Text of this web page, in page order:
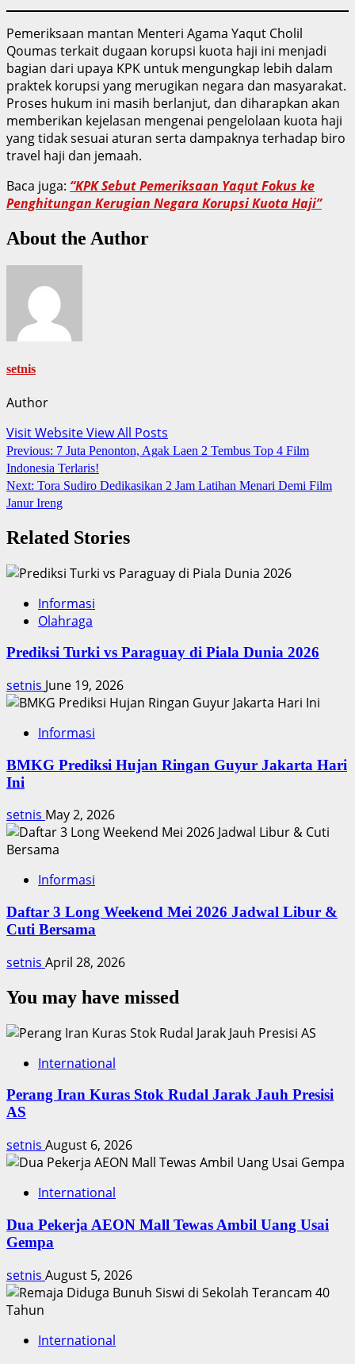
Pemeriksaan mantan Menteri Agama Yaqut Cholil
Qoumas terkait dugaan korupsi kuota haji ini menjadi
bagian dari upaya KPK untuk mengungkap lebih dalam
praktek korupsi yang merugikan negara dan masyarakat.
Proses hukum ini masih berlanjut, dan diharapkan akan
memberikan kejelasan mengenai pengelolaan kuota haji
yang tidak sesuai aturan serta dampaknya terhadap biro
travel haji dan jemaah.
Baca juga: “KPK Sebut Pemeriksaan Yaqut Fokus ke
Penghitungan Kerugian Negara Korupsi Kuota Haji”
About the Author
setnis
Author
Visit WebsiteView All Posts
Post
navigation
Previous: 7 Juta Penonton, Agak Laen 2 Tembus Top 4 Film
Indonesia Terlaris!
Next: Tora Sudiro Dedikasikan 2 Jam Latihan Menari Demi Film
Janur Ireng
Related Stories
Informasi
Olahraga
Prediksi Turki vs Paraguay di Piala Dunia 2026
setnis June 19, 2026
Informasi
BMKG Prediksi Hujan Ringan Guyur Jakarta Hari
Ini
setnis May 2, 2026
Informasi
Daftar 3 Long Weekend Mei 2026 Jadwal Libur &
Cuti Bersama
setnis April 28, 2026
You may have missed
International
Perang Iran Kuras Stok Rudal Jarak Jauh Presisi
AS
setnis August 6, 2026
International
Dua Pekerja AEON Mall Tewas Ambil Uang Usai
Gempa
setnis August 5, 2026
International